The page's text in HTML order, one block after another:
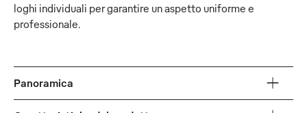
loghi individuali per garantire un aspetto uniforme e
professionale.
Panoramica